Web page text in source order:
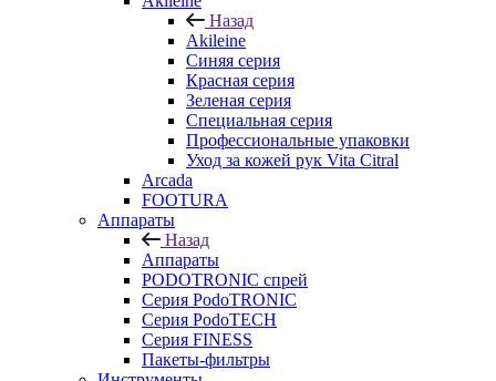
Назад
Akileine
Синяя серия
Красная серия
Зеленая серия
Специальная серия
Профессиональные упаковки
Уход за кожей рук Vita Citral
Arcada
FOOTURA
Аппараты
Назад
Аппараты
PODOTRONIC спрей
Серия PodoTRONIC
Серия PodoTECH
Серия FINESS
Пакеты-фильтры